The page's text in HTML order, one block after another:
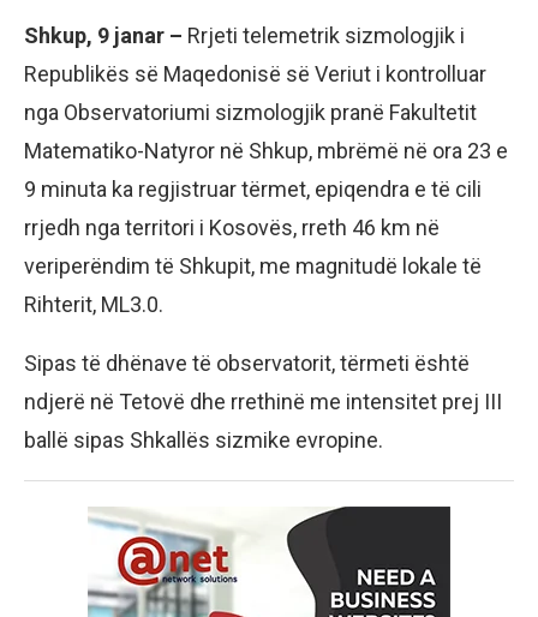
Shkup, 9 janar – Rrjeti telemetrik sizmologjik i
Republikës së Maqedonisë së Veriut i kontrolluar
nga Observatoriumi sizmologjik pranë Fakultetit
Matematiko-Natyror në Shkup, mbrëmë në ora 23 e
9 minuta ka regjistruar tërmet, epiqendra e të cili
rrjedh nga territori i Kosovës, rreth 46 km në
veriperëndim të Shkupit, me magnitudë lokale të
Rihterit, ML3.0.
Sipas të dhënave të observatorit, tërmeti është
ndjerë në Tetovë dhe rrethinë me intensitet prej III
ballë sipas Shkallës sizmike evropine.